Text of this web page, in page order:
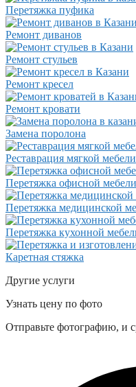
Перетяжка пуфика
Ремонт диванов
Ремонт стульев
Ремонт кресел
Ремонт кровати
Замена поролона
Реставрация мягкой мебели
Перетяжка офисной мебели
Перетяжка медицинской
Перетяжка кухонной
Каретная стяжка
Другие услуги
Узнать цену по фото
Отправьте фотографию, и